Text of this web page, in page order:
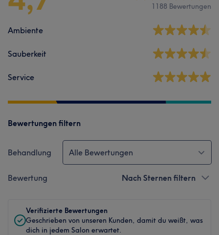
1188 Bewertungen
Ambiente
Sauberkeit
Service
Bewertungen filtern
Behandlung Alle Bewertungen
Bewertung Nach Sternen filtern
Verifizierte Bewertungen
Geschrieben von unseren Kunden, damit du weißt, was
dich in jedem Salon erwartet.